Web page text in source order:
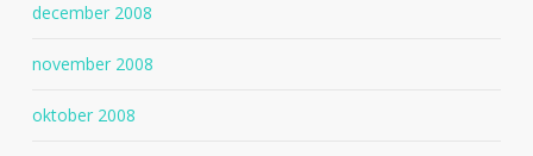
december 2008
november 2008
oktober 2008